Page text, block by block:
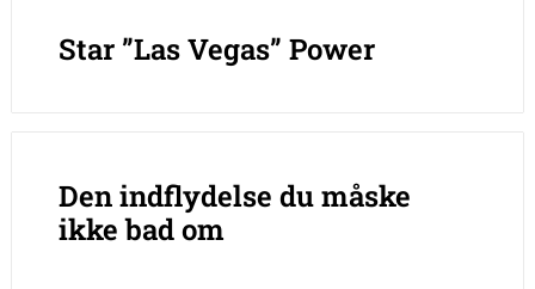
Star ”Las Vegas” Power
Den indflydelse du måske
ikke bad om